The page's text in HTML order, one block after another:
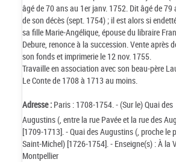
âgé de 70 ans au 1er janv. 1752. Dit âgé de 79
de son décès (sept. 1754) ; il est alors si
sa fille Marie-Angélique, épouse du libraire
Debure, renonce à la succession. Vente après
son fonds et imprimerie le 12 nov. 1755.
Travaille en association avec son beau-père
Le Conte de 1708 à 1713 au moins.
Adresse : Paris : 1708-1754. - (Sur le) Quai des
Augustins (, entre la rue Pavée et la rue des
[1709-1713]. - Quai des Augustins (, proche le
Saint-Michel) [1726-1754]. - Enseigne(s) : À la
Montpellier